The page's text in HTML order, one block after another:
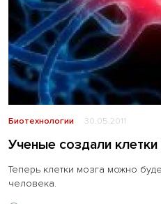
Биотехнологии 30.05.2011
Ученые создали
Теперь клетки мозга можно
человека.